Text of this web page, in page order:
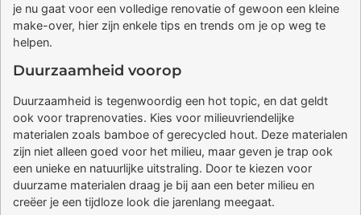
je nu gaat voor een volledige renovatie of gewoon een kleine
make-over, hier zijn enkele tips en trends om je op weg te
helpen.
Duurzaamheid voorop
Duurzaamheid is tegenwoordig een hot topic, en dat geldt
ook voor traprenovaties. Kies voor milieuvriendelijke
materialen zoals bamboe of gerecycled hout. Deze materialen
zijn niet alleen goed voor het milieu, maar geven je trap ook
een unieke en natuurlijke uitstraling. Door te kiezen voor
duurzame materialen draag je bij aan een beter milieu en
creëer je een tijdloze look die jarenlang meegaat.